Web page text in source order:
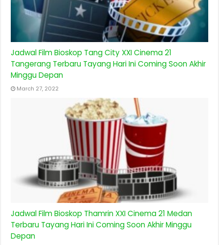
Jadwal Film Bioskop Tang City XXI Cinema 21
Tangerang Terbaru Tayang Hari Ini Coming Soon Akhir
Minggu Depan
March 27, 2022
Jadwal Film Bioskop Thamrin XXI Cinema 21 Medan
Terbaru Tayang Hari Ini Coming Soon Akhir Minggu
Depan